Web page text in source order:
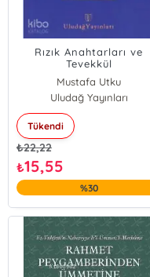
Rızık Anahtarları ve
Tevekkül
Mustafa Utku
Uludağ Yayınları
Tükendi
₺22,22
₺15,55
%30